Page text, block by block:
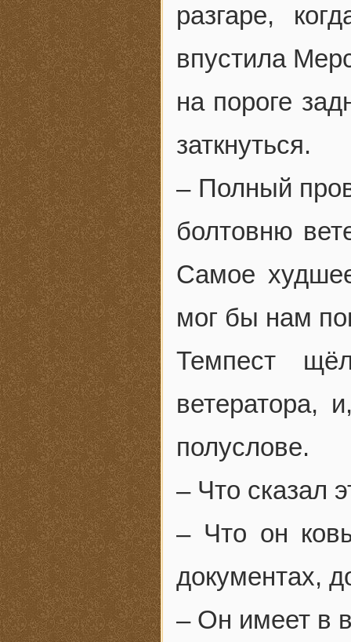
разгаре,
впустила
на пороге
заткнуться.
– Полный
болтовню
Самое
мог бы нам
Темпест
ветератора,
полуслове.
– Что сказал
– Что он
документах,
– Он имеет в